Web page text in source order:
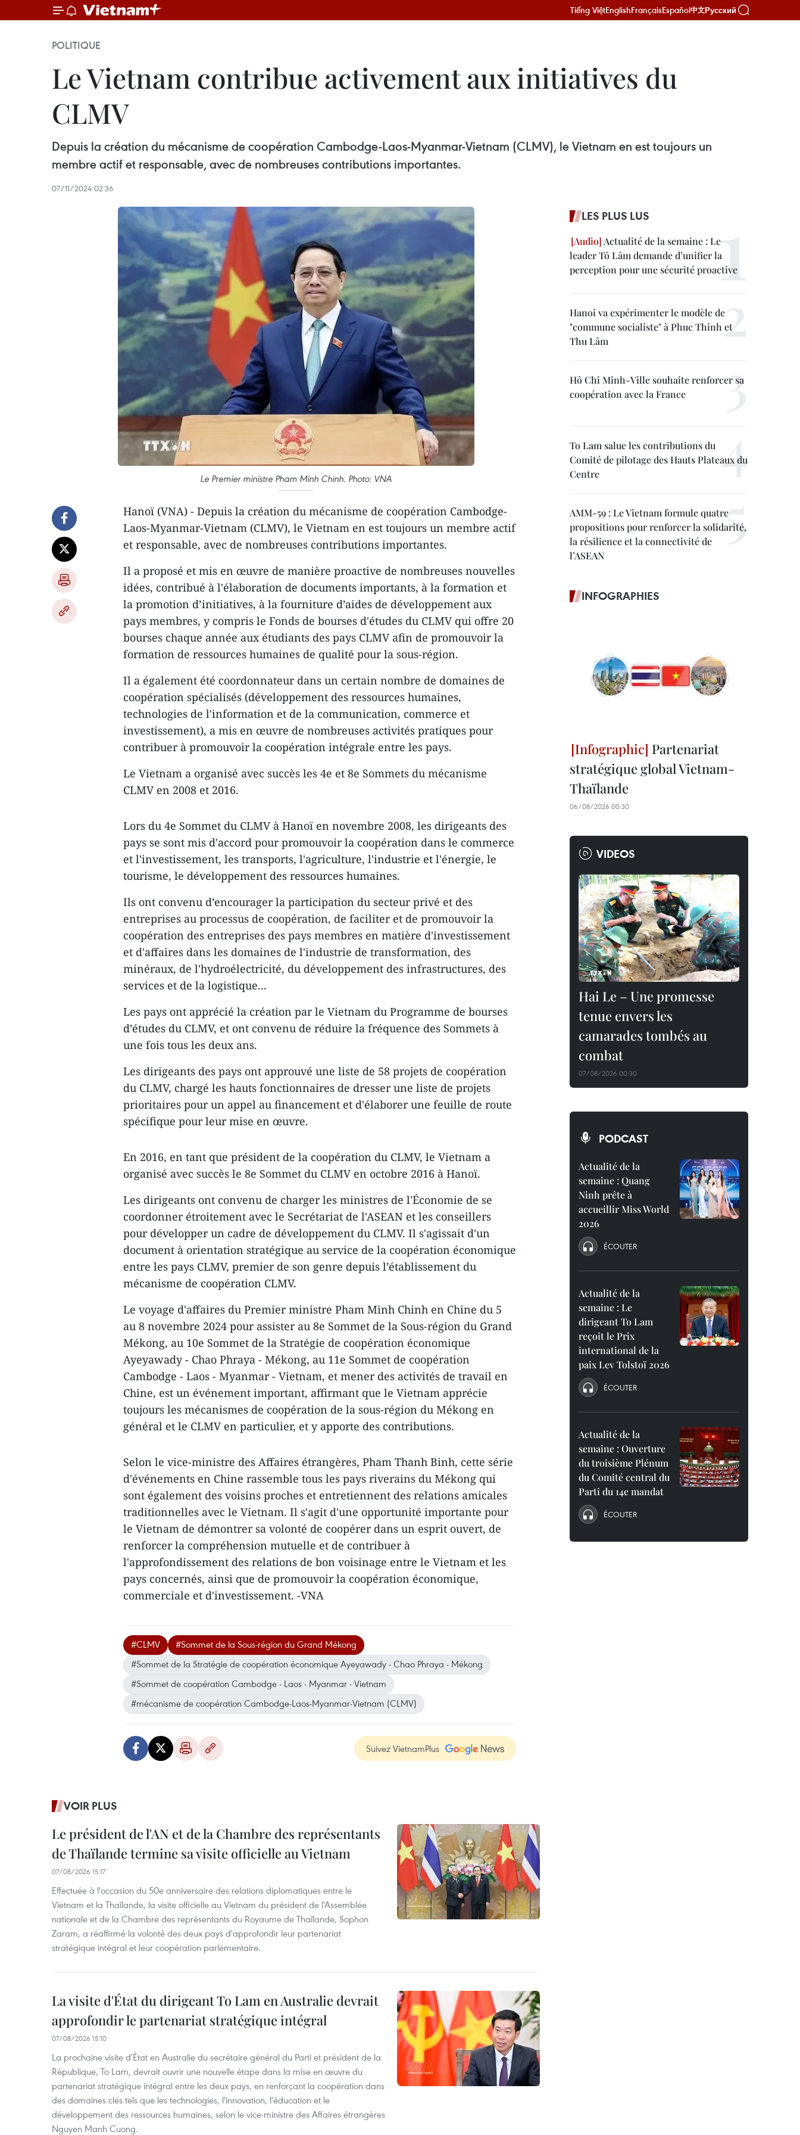
Tiếng ViệtEnglishFrançaisEspañol中文Русский
POLITIQUE
Le Vietnam contribue activement aux initiatives du
CLMV
Depuis la création du mécanisme de coopération Cambodge-Laos-Myanmar-Vietnam (CLMV), le Vietnam en est toujours un
membre actif et responsable, avec de nombreuses contributions importantes.
07/11/2024 02:36
Le Premier ministre Pham Minh Chinh. Photo: VNA
Hanoï (VNA) - Depuis la création du mécanisme de coopération Cambodge-
Laos-Myanmar-Vietnam (CLMV), le Vietnam en est toujours un membre actif
et responsable, avec de nombreuses contributions importantes.
Il a proposé et mis en œuvre de manière proactive de nombreuses nouvelles
idées, contribué à l'élaboration de documents importants, à la formation et
la promotion d’initiatives, à la fourniture d’aides de développement aux
pays membres, y compris le Fonds de bourses d'études du CLMV qui offre 20
bourses chaque année aux étudiants des pays CLMV afin de promouvoir la
formation de ressources humaines de qualité pour la sous-région.
Il a également été coordonnateur dans un certain nombre de domaines de
coopération spécialisés (développement des ressources humaines,
technologies de l'information et de la communication, commerce et
investissement), a mis en œuvre de nombreuses activités pratiques pour
contribuer à promouvoir la coopération intégrale entre les pays.
Le Vietnam a organisé avec succès les 4e et 8e Sommets du mécanisme
CLMV en 2008 et 2016.
Lors du 4e Sommet du CLMV à Hanoï en novembre 2008, les dirigeants des
pays se sont mis d'accord pour promouvoir la coopération dans le commerce
et l'investissement, les transports, l'agriculture, l'industrie et l'énergie, le
tourisme, le développement des ressources humaines.
Ils ont convenu d’encourager la participation du secteur privé et des
entreprises au processus de coopération, de faciliter et de promouvoir la
coopération des entreprises des pays membres en matière d'investissement
et d'affaires dans les domaines de l'industrie de transformation, des
minéraux, de l'hydroélectricité, du développement des infrastructures, des
services et de la logistique...
Les pays ont apprécié la création par le Vietnam du Programme de bourses
d’études du CLMV, et ont convenu de réduire la fréquence des Sommets à
une fois tous les deux ans.
Les dirigeants des pays ont approuvé une liste de 58 projets de coopération
du CLMV, chargé les hauts fonctionnaires de dresser une liste de projets
prioritaires pour un appel au financement et d'élaborer une feuille de route
spécifique pour leur mise en œuvre.
En 2016, en tant que président de la coopération du CLMV, le Vietnam a
organisé avec succès le 8e Sommet du CLMV en octobre 2016 à Hanoï.
Les dirigeants ont convenu de charger les ministres de l'Économie de se
coordonner étroitement avec le Secrétariat de l'ASEAN et les conseillers
pour développer un cadre de développement du CLMV. Il s'agissait d'un
document à orientation stratégique au service de la coopération économique
entre les pays CLMV, premier de son genre depuis l’établissement du
mécanisme de coopération CLMV.
Le voyage d'affaires du Premier ministre Pham Minh Chinh en Chine du 5
au 8 novembre 2024 pour assister au 8e Sommet de la Sous-région du Grand
Mékong, au 10e Sommet de la Stratégie de coopération économique
Ayeyawady - Chao Phraya - Mékong, au 11e Sommet de coopération
Cambodge - Laos - Myanmar - Vietnam, et mener des activités de travail en
Chine, est un événement important, affirmant que le Vietnam apprécie
toujours les mécanismes de coopération de la sous-région du Mékong en
général et le CLMV en particulier, et y apporte des contributions.
Selon le vice-ministre des Affaires étrangères, Pham Thanh Binh, cette série
d'événements en Chine rassemble tous les pays riverains du Mékong qui
sont également des voisins proches et entretiennent des relations amicales
traditionnelles avec le Vietnam. Il s'agit d'une opportunité importante pour
le Vietnam de démontrer sa volonté de coopérer dans un esprit ouvert, de
renforcer la compréhension mutuelle et de contribuer à
l'approfondissement des relations de bon voisinage entre le Vietnam et les
pays concernés, ainsi que de promouvoir la coopération économique,
commerciale et d'investissement. -VNA
#CLMV
#Sommet de la Sous-région du Grand Mékong
#Sommet de la Stratégie de coopération économique Ayeyawady - Chao Phraya - Mékong
#Sommet de coopération Cambodge - Laos - Myanmar - Vietnam
#mécanisme de coopération Cambodge-Laos-Myanmar-Vietnam (CLMV)
Suivez VietnamPlus
VOIR PLUS
Le président de l'AN et de la Chambre des représentants
de Thaïlande termine sa visite officielle au Vietnam
07/08/2026 15:17
Effectuée à l'occasion du 50e anniversaire des relations diplomatiques entre le
Vietnam et la Thaïlande, la visite officielle au Vietnam du président de l'Assemblée
nationale et de la Chambre des représentants du Royaume de Thaïlande, Sophon
Zaram, a réaffirmé la volonté des deux pays d'approfondir leur partenariat
stratégique intégral et leur coopération parlementaire.
La visite d'État du dirigeant To Lam en Australie devrait
approfondir le partenariat stratégique intégral
07/08/2026 15:10
La prochaine visite d'État en Australie du secrétaire général du Parti et président de la
République, To Lam, devrait ouvrir une nouvelle étape dans la mise en œuvre du
partenariat stratégique intégral entre les deux pays, en renforçant la coopération dans
des domaines clés tels que les technologies, l'innovation, l'éducation et le
développement des ressources humaines, selon le vice-ministre des Affaires étrangères
Nguyen Manh Cuong.
LES PLUS LUS
Actualité de la semaine : Le
leader Tô Lâm demande d’unifier la
perception pour une sécurité proactive
Hanoi va expérimenter le modèle de
"commune socialiste" à Phuc Thinh et
Thu Lâm
Hô Chi Minh-Ville souhaite renforcer sa
coopération avec la France
To Lam salue les contributions du
Comité de pilotage des Hauts Plateaux du
Centre
AMM-59 : Le Vietnam formule quatre
propositions pour renforcer la solidarité,
la résilience et la connectivité de
l’ASEAN
INFOGRAPHIES
Partenariat
stratégique global Vietnam-
Thaïlande
06/08/2026 00:30
VIDEOS
Hai Le – Une promesse
tenue envers les
camarades tombés au
combat
07/08/2026 00:30
PODCAST
Actualité de la
semaine : Quang
Ninh prête à
accueillir Miss World
2026
ÉCOUTER
Actualité de la
semaine : Le
dirigeant To Lam
reçoit le Prix
international de la
paix Lev Tolstoï 2026
ÉCOUTER
Actualité de la
semaine : Ouverture
du troisième Plénum
du Comité central du
Parti du 14e mandat
ÉCOUTER